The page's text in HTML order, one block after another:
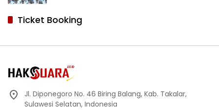
Ticket Booking
Jl. Diponegoro No. 46 Biring Balang, Kab. Takalar,
Sulawesi Selatan, Indonesia